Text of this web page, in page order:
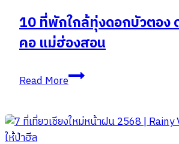
ฮิต
ในปี
10 ที่พักใกล้ทุ่งดอกบัวตอง
คอ แม่ฮ่องสอน
Read More10
ที่พัก
ทุ่ง